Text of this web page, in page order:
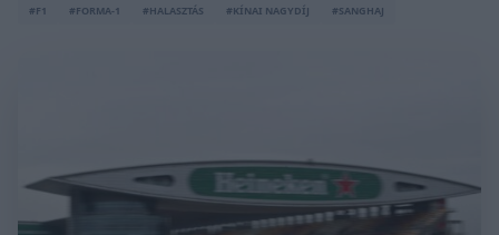
#F1 #FORMA-1 #HALASZTÁS #KÍNAI NAGYDÍJ #SANGHAJ